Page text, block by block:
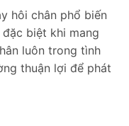
hôi chân phổ biến
biệt khi mang
luôn trong tình
thuận lợi để phát